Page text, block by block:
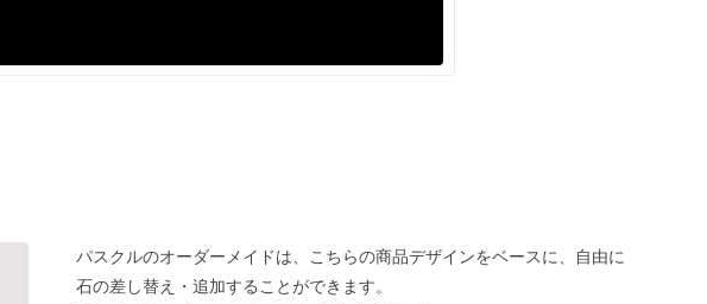
パスクルのオーダーメイドは、こちらの商品デザインをベースに、自由に
石の差し替え・追加することができます。